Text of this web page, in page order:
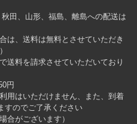
田、山形、福島、離島への配送は
は、送料は無料とさせていただき
送料を請求させていただいており
円
用はいただけません、また、到着
すのでご了承ください
合がございます）